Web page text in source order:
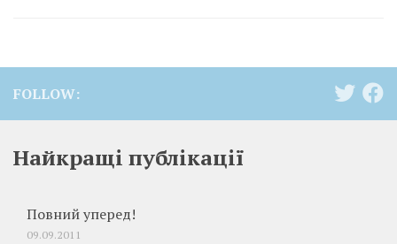
FOLLOW:
Найкращі публікації
Повний уперед!
09.09.2011